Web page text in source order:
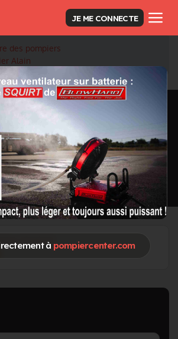
à pompiercenter.com
JE ME CONNECTE
des pompiers
Alain
Retour à la liste des pompiers
Poirier Alain
Grade : Capitaine
à 17:08
le 05/08/2021 à 14:39
d'intérêt